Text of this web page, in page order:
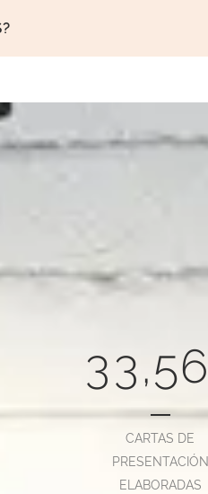
1
3
1
3,
0
3
5
1
4
6
CARTAS DE
PRESENTACIÓN
ELABORADAS